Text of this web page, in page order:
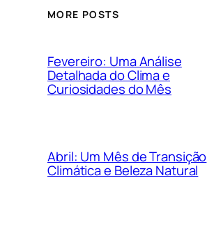
MORE POSTS
Fevereiro: Uma Análise
Detalhada do Clima e
Curiosidades do Mês
Abril: Um Mês de Transição
Climática e Beleza Natural